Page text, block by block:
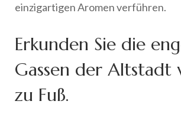
einzigartigen Aromen verführen.
Erkunden Sie die
Gassen der Altstadt
zu Fuß.